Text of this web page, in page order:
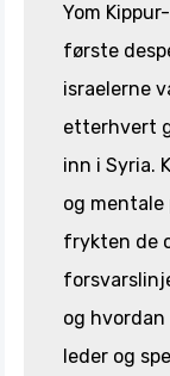
Yom
første
israelerne
etterhvert
inn i Syria.
og
frykten de
og
leder og